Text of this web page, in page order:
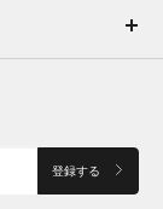
登録する